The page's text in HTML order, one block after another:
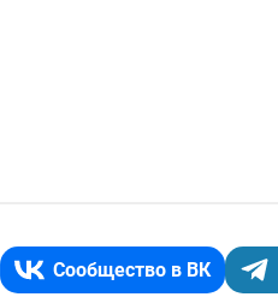
Сообщество в ВК